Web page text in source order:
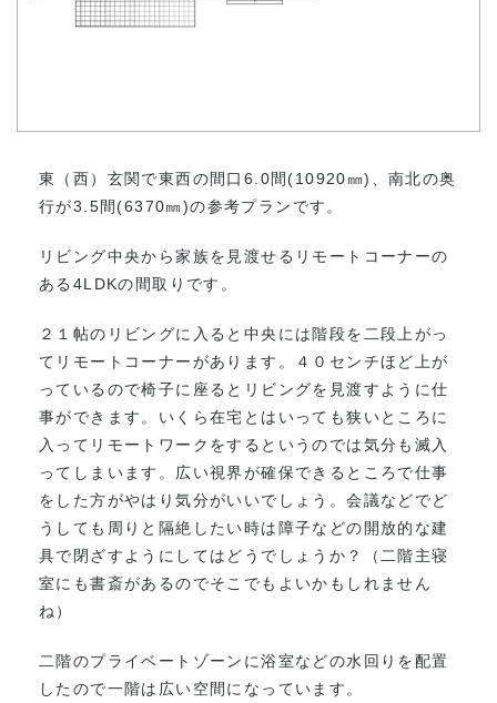
東（西）玄関で東西の間口6.0間(10920㎜)、南北の奥
行が3.5間(6370㎜)の参考プランです。
リビング中央から家族を見渡せるリモートコーナーの
ある4LDKの間取りです。
２１帖のリビングに入ると中央には階段を二段上がっ
てリモートコーナーがあります。４０センチほど上が
っているので椅子に座るとリビングを見渡すように仕
事ができます。いくら在宅とはいっても狭いところに
入ってリモートワークをするというのでは気分も滅入
ってしまいます。広い視界が確保できるところで仕事
をした方がやはり気分がいいでしょう。会議などでど
うしても周りと隔絶したい時は障子などの開放的な建
具で閉ざすようにしてはどうでしょうか？（二階主寝
室にも書斎があるのでそこでもよいかもしれません
ね）
二階のプライベートゾーンに浴室などの水回りを配置
したので一階は広い空間になっています。